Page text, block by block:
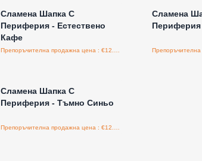
Сламена Шапка С
Периферия - Естествено
Кафе
Сламена
Сламена Шапка С
Периферия - Тъмно Синьо